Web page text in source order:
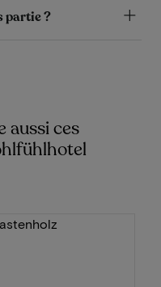
partie ?
aussi ces